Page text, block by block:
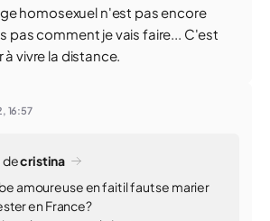
homosexuel n'est pas encore
pas comment je vais faire... C'est
vivre la distance.
16:57
decristina
amoureuse en fait il faut se marier
en France?